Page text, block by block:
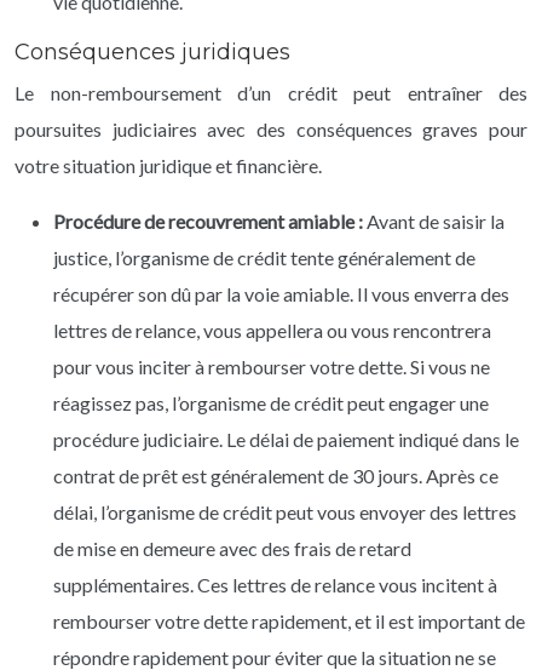
Conséquences juridiques
Le non-remboursement d’un crédit peut entraîner des
poursuites judiciaires avec des conséquences graves pour
votre situation juridique et financière.
Procédure de recouvrement amiable : Avant de saisir la
justice, l’organisme de crédit tente généralement de
récupérer son dû par la voie amiable. Il vous enverra des
lettres de relance, vous appellera ou vous rencontrera
pour vous inciter à rembourser votre dette. Si vous ne
réagissez pas, l’organisme de crédit peut engager une
procédure judiciaire. Le délai de paiement indiqué dans le
contrat de prêt est généralement de 30 jours. Après ce
délai, l’organisme de crédit peut vous envoyer des lettres
de mise en demeure avec des frais de retard
supplémentaires. Ces lettres de relance vous incitent à
rembourser votre dette rapidement, et il est important de
répondre rapidement pour éviter que la situation ne se